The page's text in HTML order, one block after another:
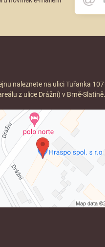
naleznete na ulici Tuřanka 107
z ulice Drážní) v Brně-Slatině.